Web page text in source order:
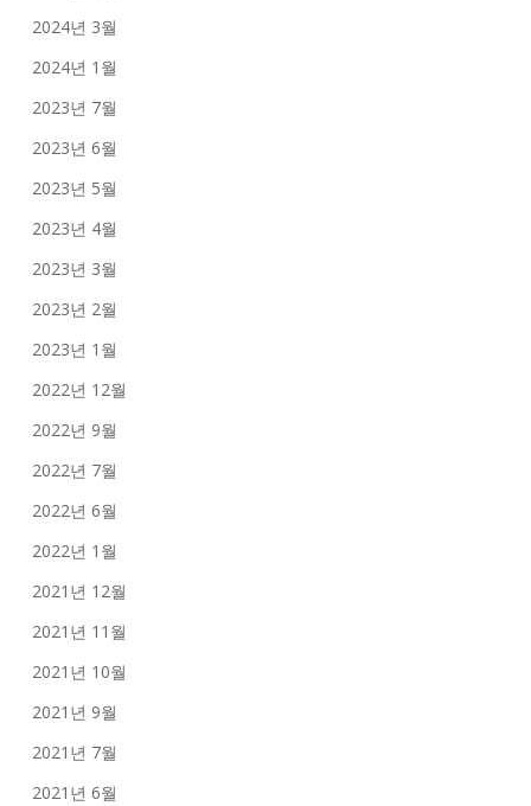
2024년 3월
2024년 1월
2023년 7월
2023년 6월
2023년 5월
2023년 4월
2023년 3월
2023년 2월
2023년 1월
2022년 12월
2022년 9월
2022년 7월
2022년 6월
2022년 1월
2021년 12월
2021년 11월
2021년 10월
2021년 9월
2021년 7월
2021년 6월